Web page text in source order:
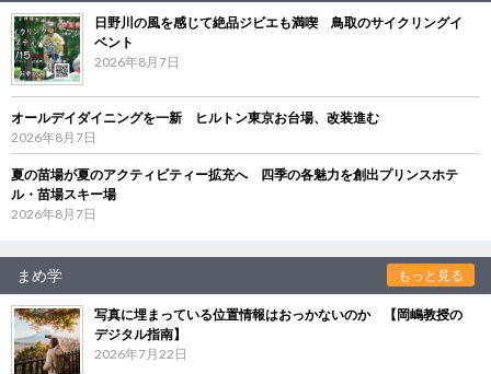
日野川の風を感じて絶品ジビエも満喫 鳥取のサイクリングイ
ベント
2026年8月7日
オールデイダイニングを一新 ヒルトン東京お台場、改装進む
2026年8月7日
夏の苗場が夏のアクティビティー拡充へ 四季の各魅力を創出プリンスホテ
ル・苗場スキー場
2026年8月7日
まめ学 もっと見る
写真に埋まっている位置情報はおっかないのか 【岡嶋教授の
デジタル指南】
2026年7月22日